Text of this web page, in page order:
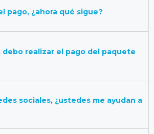
pago, ¿ahora qué sigue?
debo realizar el pago del paquete
sociales, ¿ustedes me ayudan a